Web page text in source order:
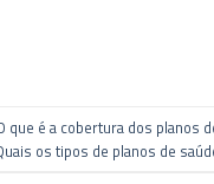
que é a cobertura dos planos
os tipos de planos de